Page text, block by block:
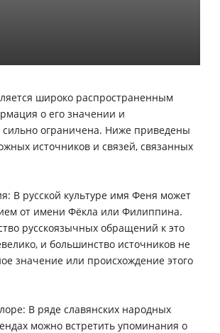
широко распространенным
о его значении и
ограничена. Ниже приведены
источников и связей, связанных
В русской культуре имя Феня может
от имени Фёкла или Филиппина.
русскоязычных обращений к это
и большинство источников не
значение или происхождение этого
В ряде славянских народных
можно встретить упоминания о